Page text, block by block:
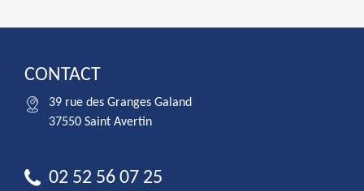
CONTACT
39 rue des Granges Galand
37550 Saint Avertin
02 52 56 07 25